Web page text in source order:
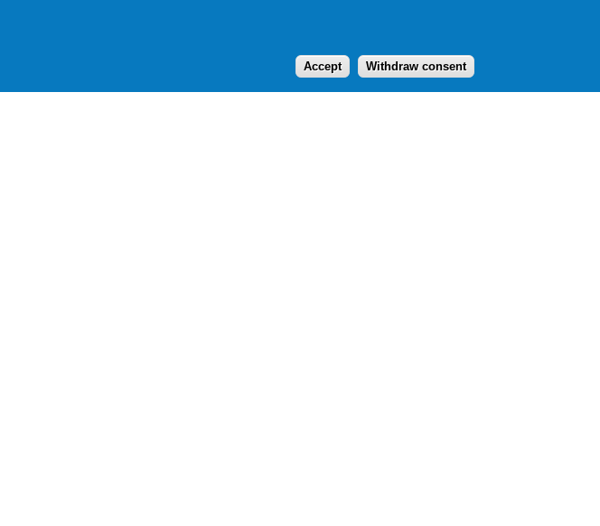
Accept Withdraw consent